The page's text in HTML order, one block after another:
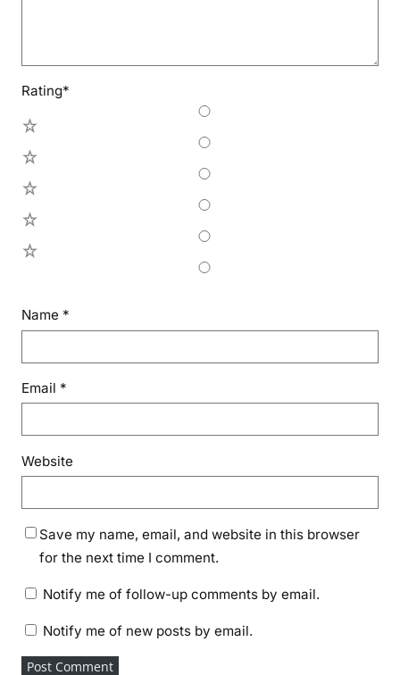
Rating*
Name *
Email *
Website
Save my name, email, and website in this browser
for the next time I comment.
Notify me of follow-up comments by email.
Notify me of new posts by email.